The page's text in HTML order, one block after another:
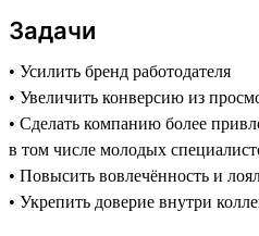
Задачи
• Усилить бренд работодателя
• Увеличить конверсию из
• Сделать компанию более
в том числе молодых
• Повысить вовлечённость и
• Укрепить доверие внутри